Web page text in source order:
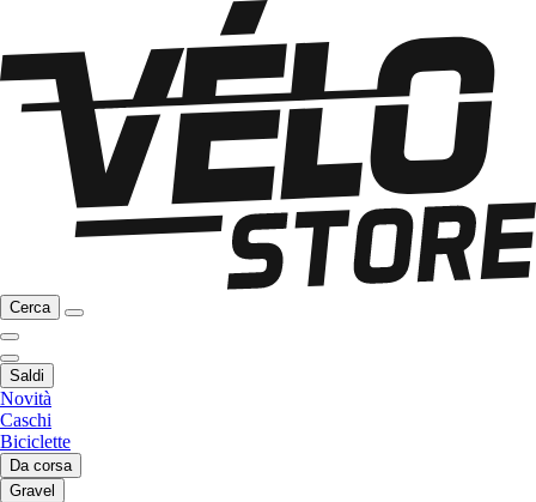
Cerca
Saldi
Novità
Caschi
Biciclette
Da corsa
Gravel